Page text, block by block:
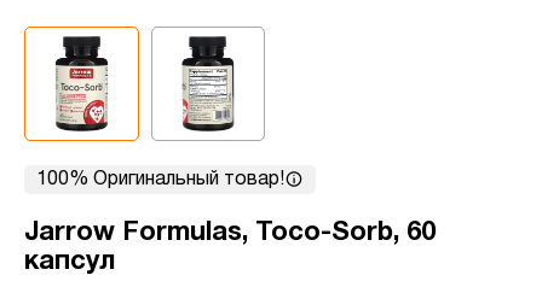
100% Оригинальный товар!
Jarrow Formulas, Toco-Sorb, 60
капсул